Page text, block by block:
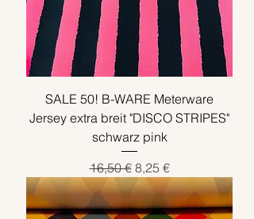
SALE 50! B-WARE Meterware
Jersey extra breit "DISCO STRIPES"
schwarz pink
Standardpreis
16,50 € Sale-Preis
8,25 €